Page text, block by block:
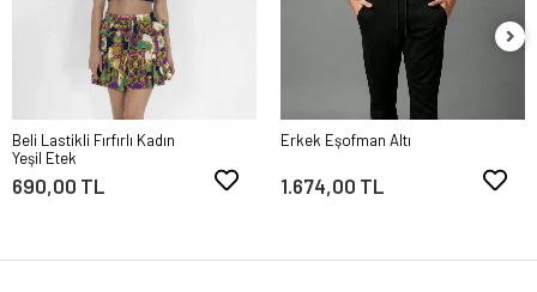
Beli Lastikli Fırfırlı Kadın
Yeşil Etek
690,00 TL
Erkek Eşofman Altı
1.674,00 TL